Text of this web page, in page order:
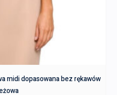
midi dopasowana bez rękawów